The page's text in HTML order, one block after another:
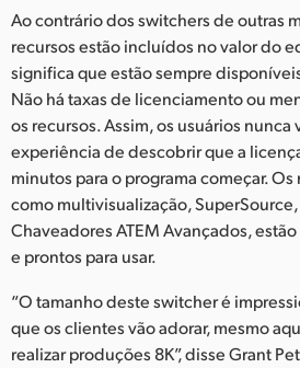
Ao contrário dos switchers de outras
recursos estão incluídos no valor do
significa que estão sempre
Não há taxas de licenciamento ou
os recursos. Assim, os usuários nunca
experiência de descobrir que a
minutos para o programa começar.
como multivisualização, SuperSource,
Chaveadores ATEM Avançados,
e prontos para usar.
“O tamanho deste switcher é
que os clientes vão adorar, mesmo
realizar produções 8K”, disse Grant